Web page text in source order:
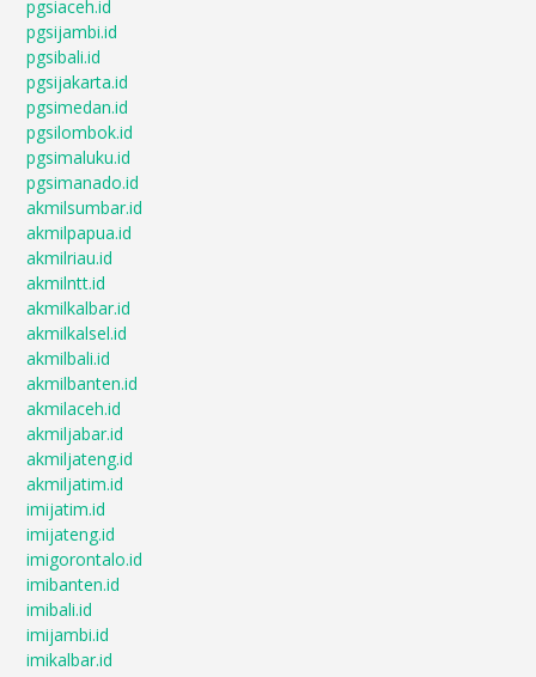
pgsiaceh.id
pgsijambi.id
pgsibali.id
pgsijakarta.id
pgsimedan.id
pgsilombok.id
pgsimaluku.id
pgsimanado.id
akmilsumbar.id
akmilpapua.id
akmilriau.id
akmilntt.id
akmilkalbar.id
akmilkalsel.id
akmilbali.id
akmilbanten.id
akmilaceh.id
akmiljabar.id
akmiljateng.id
akmiljatim.id
imijatim.id
imijateng.id
imigorontalo.id
imibanten.id
imibali.id
imijambi.id
imikalbar.id